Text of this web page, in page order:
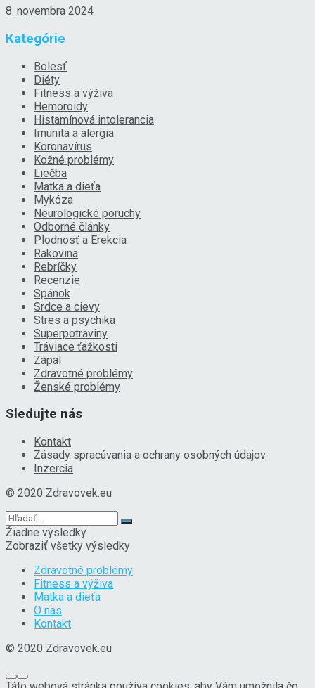
8. novembra 2024
Kategórie
Bolesť
Diéty
Fitness a výživa
Hemoroidy
Histamínová intolerancia
Imunita a alergia
Koronavírus
Kožné problémy
Liečba
Matka a dieťa
Mykóza
Neurologické poruchy
Odborné články
Plodnosť a Erekcia
Rakovina
Rebríčky
Recenzie
Spánok
Srdce a cievy
Stres a psychika
Superpotraviny
Tráviace ťažkosti
Zápal
Zdravotné problémy
Ženské problémy
Sledujte nás
Kontakt
Zásady spracúvania a ochrany osobných údajov
Inzercia
© 2020 Zdravovek.eu
Žiadne výsledky
Zobraziť všetky výsledky
Zdravotné problémy
Fitness a výživa
Matka a dieťa
O nás
Kontakt
© 2020 Zdravovek.eu